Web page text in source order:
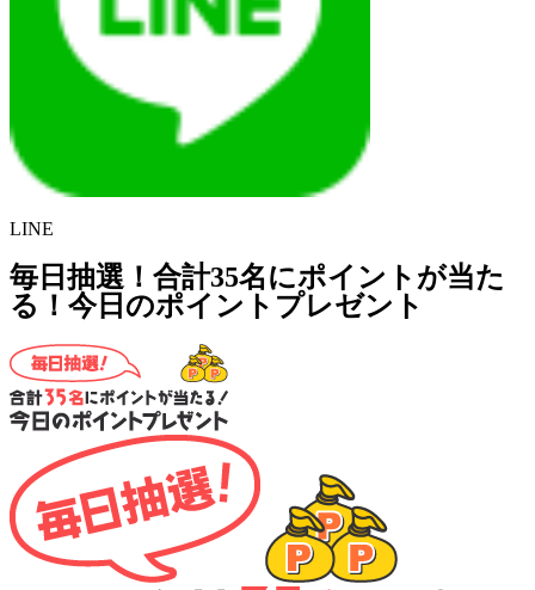
LINE
毎日抽選！合計35名にポイントが当た
る！今日のポイントプレゼント